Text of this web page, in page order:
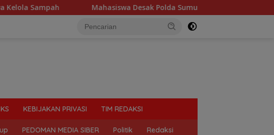
Mahasiswa Desak Polda Sumut Tutup Dugaan Lokasi Judi “Las Vegas” di
KEBIJAKAN PRIVASI TIM REDAKSI
PEDOMAN MEDIA SIBER Politik Redaksi